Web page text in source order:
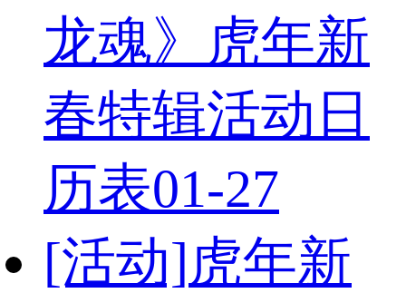
龙魂》虎年新
春特辑活动日
历表01-27
[活动]虎年新